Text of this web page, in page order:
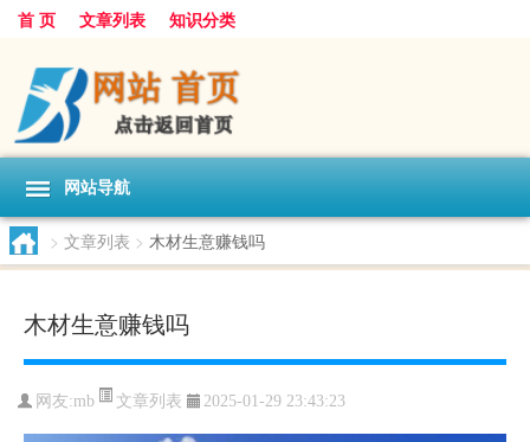
首 页 文章列表 知识分类
网站导航
> 文章列表 > 木材生意赚钱吗
木材生意赚钱吗
网友:mb 文章列表 2025-01-29 23:43:23